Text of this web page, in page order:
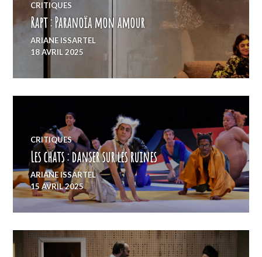
CRITIQUES
Rapt : Paranoïa mon amour
ARIANE ISSARTEL
18 AVRIL 2025
CRITIQUES
Les chats : danser sur les ruines
ARIANE ISSARTEL
15 AVRIL 2025